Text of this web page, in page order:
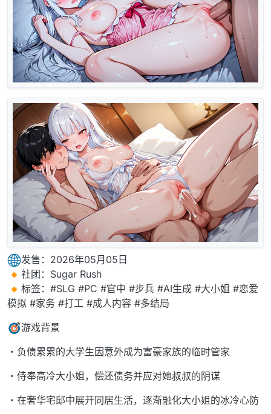
发售：2026年05月05日
社团：Sugar Rush
标签：#SLG #PC #官中 #步兵 #AI生成 #大小姐 #恋爱
模拟 #家务 #打工 #成人内容 #多结局
游戏背景
・负债累累的大学生因意外成为富豪家族的临时管家
・侍奉高冷大小姐，偿还债务并应对她叔叔的阴谋
・在奢华宅邸中展开同居生活，逐渐融化大小姐的冰冷心防